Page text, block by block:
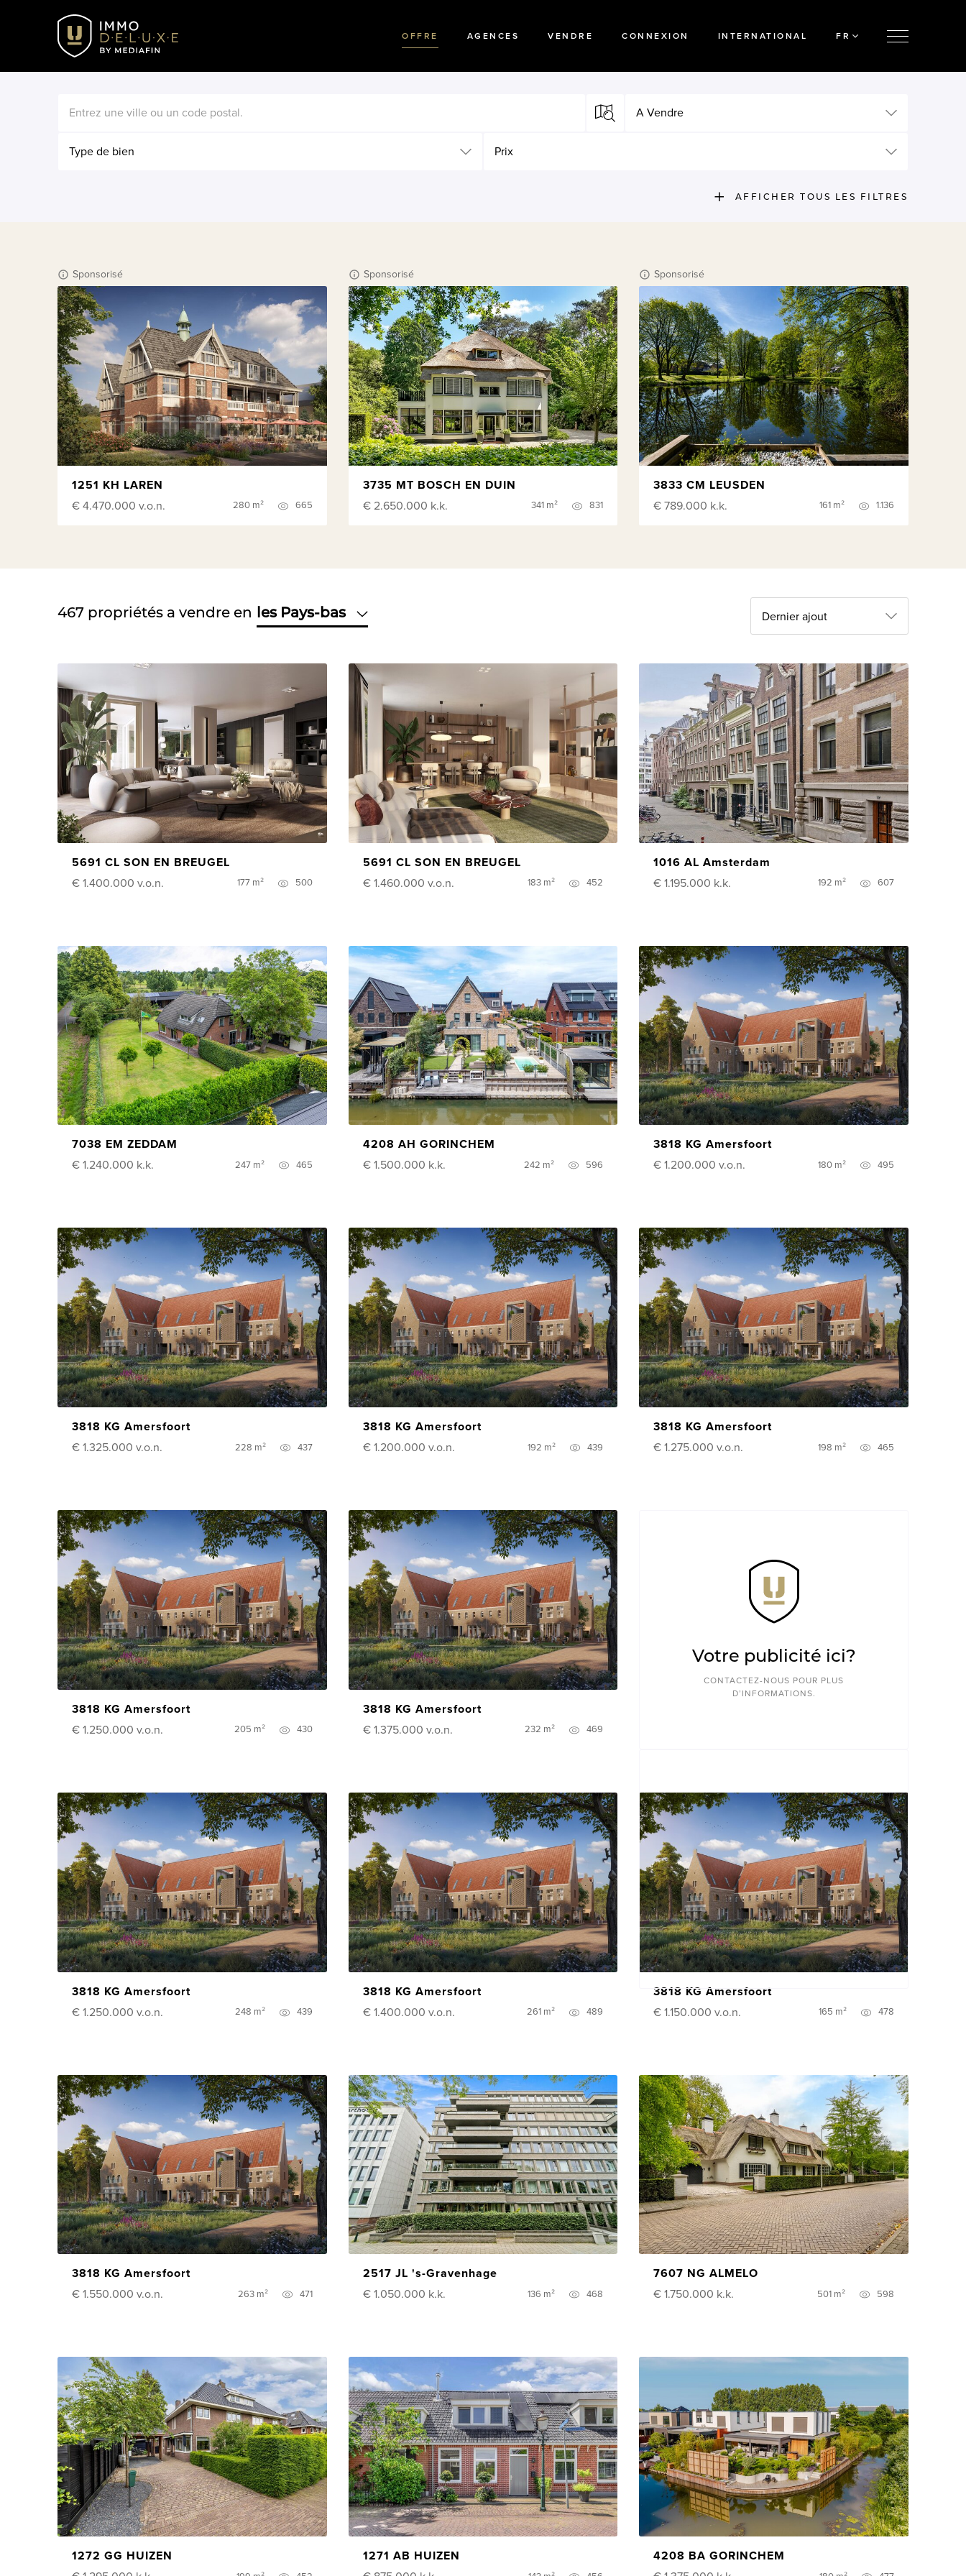
OFFRE AGENCES VENDRE CONNEXION INTERNATIONAL FR
A Vendre
Type de bien Prix
AFFICHER TOUS LES FILTRES
Sponsorisé
1251 KH LAREN
€ 4.470.000 v.o.n. 280 m² 665
Sponsorisé
3735 MT BOSCH EN DUIN
€ 2.650.000 k.k. 341 m² 831
Sponsorisé
3833 CM LEUSDEN
€ 789.000 k.k. 161 m² 1.136
467 propriétés a vendre en les Pays-bas
5691 CL SON EN BREUGEL
€ 1.400.000 v.o.n. 177 m² 500
5691 CL SON EN BREUGEL
€ 1.460.000 v.o.n. 183 m² 452
1016 AL Amsterdam
€ 1.195.000 k.k. 192 m² 607
7038 EM ZEDDAM
€ 1.240.000 k.k. 247 m² 465
4208 AH GORINCHEM
€ 1.500.000 k.k. 242 m² 596
3818 KG Amersfoort
€ 1.200.000 v.o.n. 180 m² 495
3818 KG Amersfoort
€ 1.325.000 v.o.n. 228 m² 437
3818 KG Amersfoort
€ 1.200.000 v.o.n. 192 m² 439
3818 KG Amersfoort
€ 1.275.000 v.o.n. 198 m² 465
3818 KG Amersfoort
€ 1.250.000 v.o.n. 205 m² 430
3818 KG Amersfoort
€ 1.375.000 v.o.n. 232 m² 469
Votre publicité ici?
CONTACTEZ-NOUS POUR PLUS
D’INFORMATIONS.
3818 KG Amersfoort
€ 1.250.000 v.o.n. 248 m² 439
3818 KG Amersfoort
€ 1.400.000 v.o.n. 261 m² 489
3818 KG Amersfoort
€ 1.150.000 v.o.n. 165 m² 478
3818 KG Amersfoort
€ 1.550.000 v.o.n. 263 m² 471
2517 JL 's-Gravenhage
€ 1.050.000 k.k. 136 m² 468
7607 NG ALMELO
€ 1.750.000 k.k. 501 m² 598
1272 GG HUIZEN
1271 AB HUIZEN
4208 BA GORINCHEM